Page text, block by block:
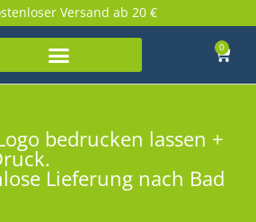
Versand ab 20 €
0
bedrucken lassen +
Lieferung nach Bad